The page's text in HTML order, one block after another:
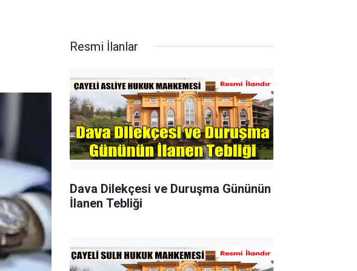
Resmi İlanlar
Dava Dilekçesi ve Duruşma Gününün
İlanen Tebliği